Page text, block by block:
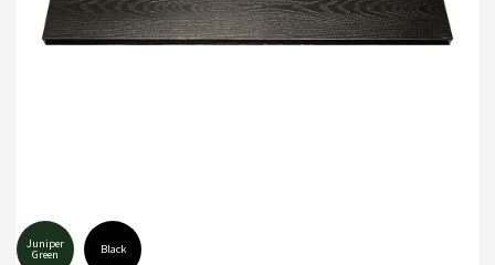
Juniper
Green Black